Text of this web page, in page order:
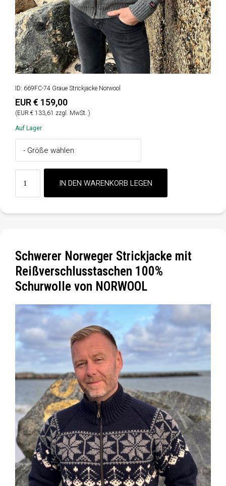
ID: 669FC-74 Graue Strickjacke Norwool
EUR € 159,00
(EUR € 133,61 zzgl. MwSt. )
Auf Lager
Schwerer Norweger Strickjacke mit
Reißverschlusstaschen 100%
Schurwolle von NORWOOL